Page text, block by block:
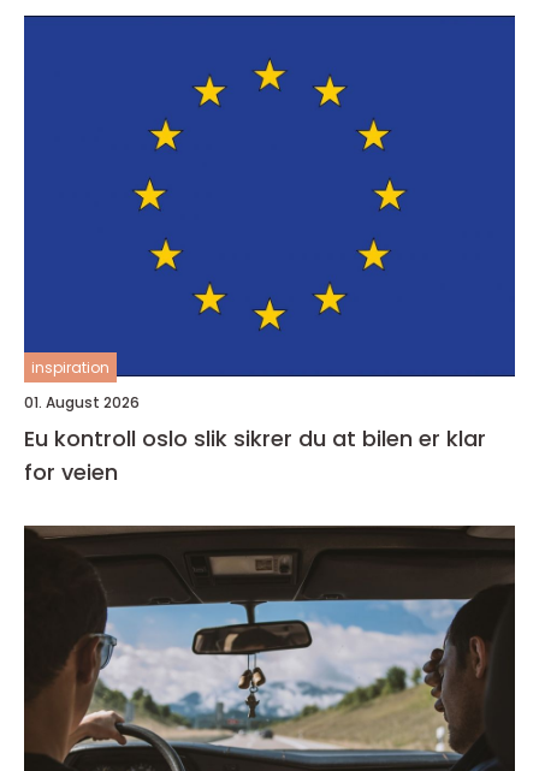
inspiration
01. August 2026
Eu kontroll oslo slik sikrer du at bilen er klar
for veien